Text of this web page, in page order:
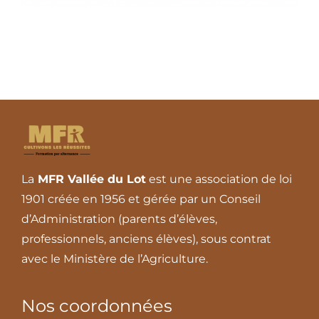
La MFR Vallée du Lotest une association de loi
1901 créée en 1956 et gérée par un Conseil
d’Administration (parents d’élèves,
professionnels, anciens élèves), sous contrat
avec le Ministère de l’Agriculture.
Nos coordonnées